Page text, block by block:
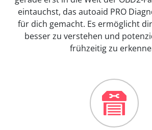
eintauchst, das autoaid PRO
für dich gemacht. Es ermöglicht
besser zu verstehen und
frühzeitig zu